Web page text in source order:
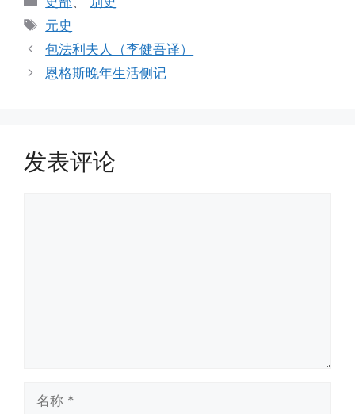
类
标
签
元史
包法利夫人（李健吾译）
恩格斯晚年生活侧记
发表评论